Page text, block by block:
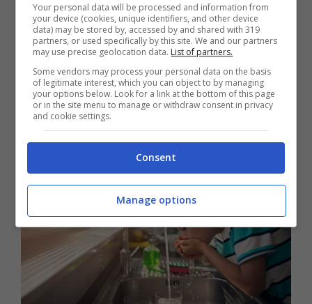
che non vende l’acqua
Se per noi acquistare una bottiglia d’acqua
è uno dei comportamenti più comuni
possibili, inIslandalo è aprire il rubinetto e
riempire il bicchiere.
Your personal data will be processed and information from
your device (cookies, unique identifiers, and other device
data) may be stored by, accessed by and shared with 319
partners, or used specifically by this site. We and our partners
may use precise geolocation data. List of partners.
Some vendors may process your personal data on the basis
of legitimate interest, which you can object to by managing
your options below. Look for a link at the bottom of this page
or in the site menu to manage or withdraw consent in privacy
and cookie settings.
Consent
Manage options